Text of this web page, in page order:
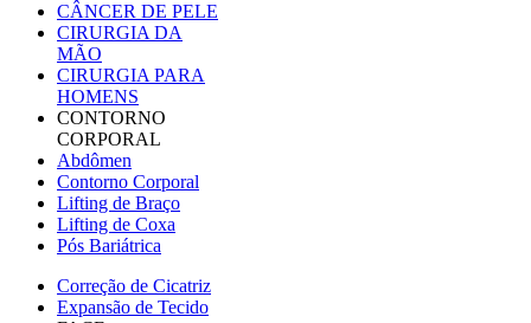
CÂNCER DE PELE
CIRURGIA DA
MÃO
CIRURGIA PARA
HOMENS
CONTORNO
CORPORAL
Abdômen
Contorno Corporal
Lifting de Braço
Lifting de Coxa
Pós Bariátrica
Correção de Cicatriz
Expansão de Tecido